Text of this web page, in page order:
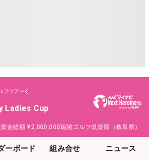
フツアー
Ladies Cup
賞金総額 ¥2,000,000瑞陵ゴルフ倶楽部（岐阜県）
ーボード 組み合せ ニュース